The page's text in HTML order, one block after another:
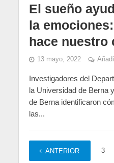
El sueño
la
hace nuestro
13 mayo, 2022
Investigadores del
la Universidad de Berna
de Berna identificaron
las...
ANTERIOR
1 2 3